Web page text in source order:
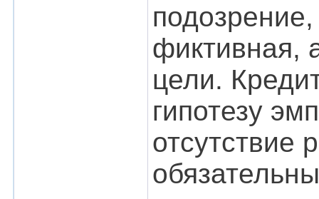
фиктивная,
цели.
гипотезу
отсутствие